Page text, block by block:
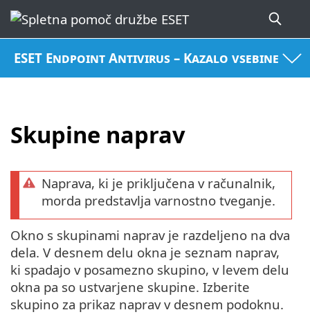
ESET Endpoint Antivirus – Kazalo vsebine
Skupine naprav
Naprava, ki je priključena v računalnik,
morda predstavlja varnostno tveganje.
Okno s skupinami naprav je razdeljeno na dva
dela. V desnem delu okna je seznam naprav,
ki spadajo v posamezno skupino, v levem delu
okna pa so ustvarjene skupine. Izberite
skupino za prikaz naprav v desnem podoknu.